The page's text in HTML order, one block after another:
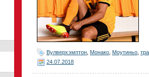
Вулверхэмптон Монако Моутиньо
24.07.2018